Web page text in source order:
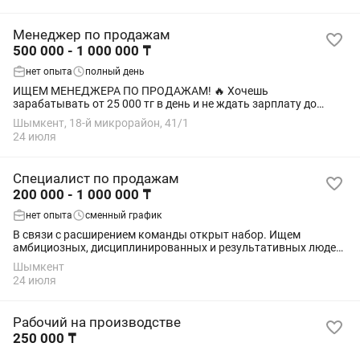
Менеджер по продажам
500 000 - 1 000 000 ₸
нет опыта полный день
ИЩЕМ МЕНЕДЖЕРА ПО ПРОДАЖАМ! 🔥 Хочешь
зарабатывать от 25 000 тг в день и не ждать зарплату до
конца месяца? Тогда мы ждём именно тебя! 📍 Работа в
интернет-магазине 💰 Что предлагаем: • Зарплата без...
Шымкент, 18-й микрорайон, 41/1
24 июля
Специалист по продажам
200 000 - 1 000 000 ₸
нет опыта сменный график
В связи с расширением команды открыт набор. Ищем
амбициозных, дисциплинированных и результативных людей,
готовых работать на высокий результат. Требования: •
ответственность и инициативность; •...
Шымкент
24 июля
Рабочий на производстве
250 000 ₸